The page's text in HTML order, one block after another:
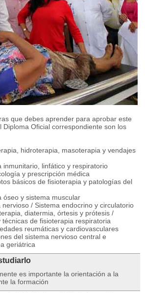
que debes aprender para aprobar este
Diploma Oficial correspondiente son los
hidroterapia, masoterapia y vendajes
inmunitario, linfático y respiratorio
y prescripción médica
básicos de fisioterapia y patologías del
óseo y sistema muscular
nervioso / Sistema endocrino y circulatorio
diatermia, órtesis y prótesis /
técnicas de fisioterapia respiratoria
reumáticas y cardiovasculares
del sistema nervioso central e
geriátrica
es importante la orientación a la
la formación